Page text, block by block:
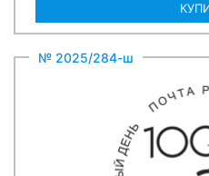
№ 2025/284-ш